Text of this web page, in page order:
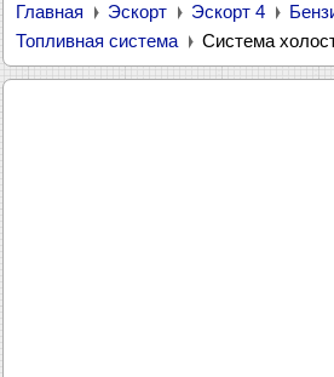
Главная Эскорт Эскорт 4
Топливная система
Система